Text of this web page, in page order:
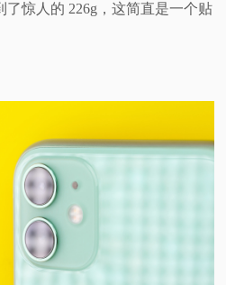
惊人的 226g，这简直是一个贴